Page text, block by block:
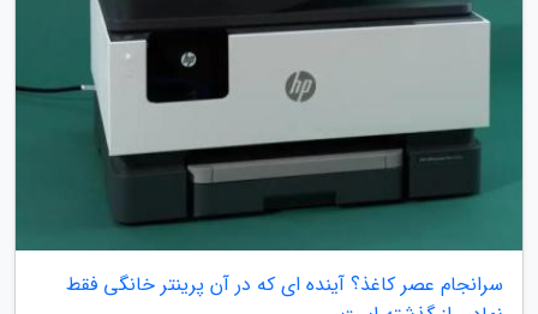
سرانجام عصر کاغذ؟ آینده ای که در آن پرینتر خانگی فقط